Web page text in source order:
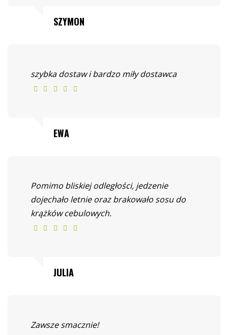
SZYMON
szybka dostaw i bardzo miły dostawca
EWA
Pomimo bliskiej odległości, jedzenie
dojechało letnie oraz brakowało sosu do
krążków cebulowych.
JULIA
Zawsze smacznie!